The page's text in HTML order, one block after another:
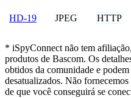
HD-19 JPEG HTTP
* iSpyConnect não tem
produtos de Bascom. Os
obtidos da comunidade e
desatualizados. Não
de que você conseguirá se